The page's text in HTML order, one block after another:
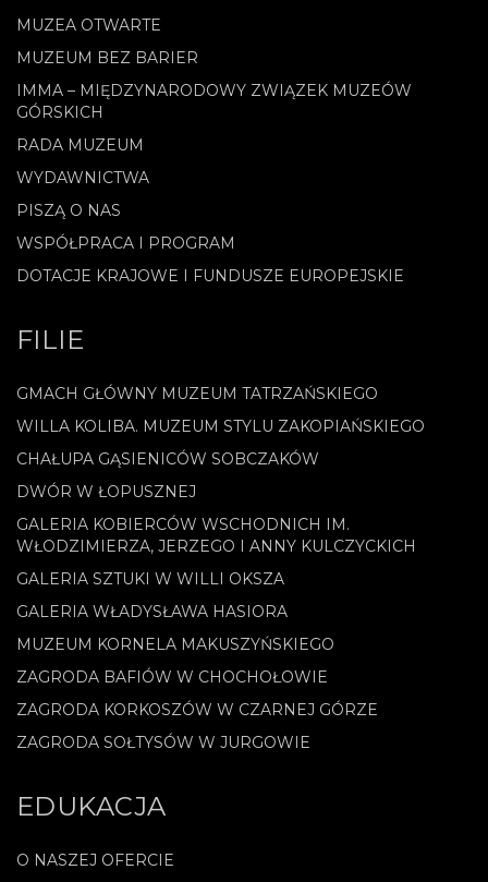
MUZEA OTWARTE
MUZEUM BEZ BARIER
IMMA – MIĘDZYNARODOWY ZWIĄZEK MUZEÓW
GÓRSKICH
RADA MUZEUM
WYDAWNICTWA
PISZĄ O NAS
WSPÓŁPRACA I PROGRAM
DOTACJE KRAJOWE I FUNDUSZE EUROPEJSKIE
FILIE
GMACH GŁÓWNY MUZEUM TATRZAŃSKIEGO
WILLA KOLIBA. MUZEUM STYLU ZAKOPIAŃSKIEGO
CHAŁUPA GĄSIENICÓW SOBCZAKÓW
DWÓR W ŁOPUSZNEJ
GALERIA KOBIERCÓW WSCHODNICH IM.
WŁODZIMIERZA, JERZEGO I ANNY KULCZYCKICH
GALERIA SZTUKI W WILLI OKSZA
GALERIA WŁADYSŁAWA HASIORA
MUZEUM KORNELA MAKUSZYŃSKIEGO
ZAGRODA BAFIÓW W CHOCHOŁOWIE
ZAGRODA KORKOSZÓW W CZARNEJ GÓRZE
ZAGRODA SOŁTYSÓW W JURGOWIE
EDUKACJA
O NASZEJ OFERCIE